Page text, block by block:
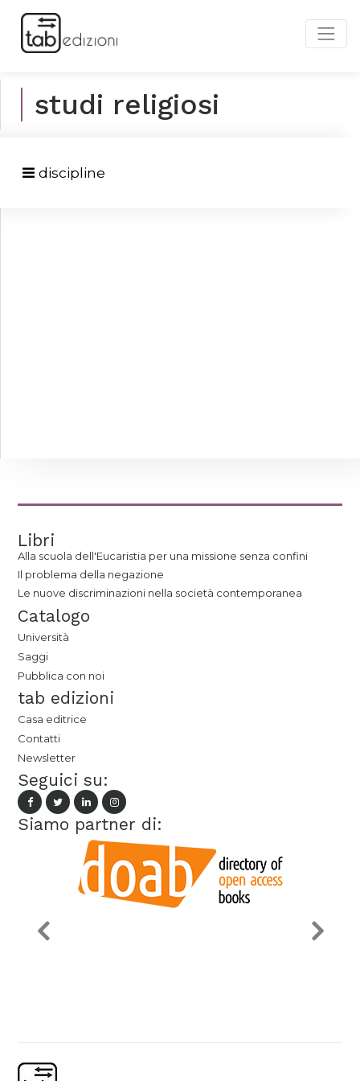
studi religiosi
discipline
Libri
Alla scuola dell'Eucaristia per una missione senza confini
Il problema della negazione
Le nuove discriminazioni nella società contemporanea
Catalogo
Università
Saggi
Pubblica con noi
tab edizioni
Casa editrice
Contatti
Newsletter
Seguici su:
Siamo partner di: